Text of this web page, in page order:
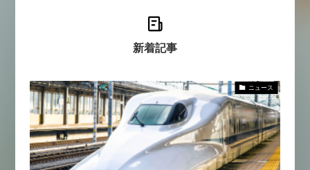
新着記事
ニュース